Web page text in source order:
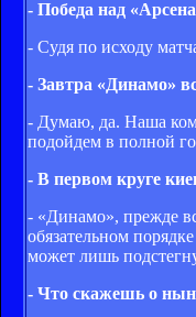
- Победа над
- Судя по исходу
- Завтра «Динамо»
- Думаю, да. Наша
подойдем в полной
- В первом круге
- «Динамо», прежде
обязательном
может лишь
- Что скажешь о